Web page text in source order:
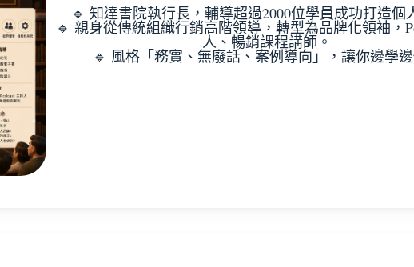
🔹 知達書院執行長，輔導超過2000位學員成功打造個
🔹 親身從傳統組織行銷高階領導，轉型為品牌化領袖，
人、暢銷課程講師。
🔹 風格「務實、無廢話、案例導向」，讓你邊學邊